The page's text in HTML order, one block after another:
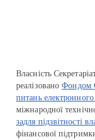
Власність
реалізованоФондом
питань
міжнародної
задля підзвітності
фінансової